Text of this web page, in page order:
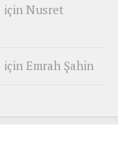
için Nusret
için Emrah Şahin